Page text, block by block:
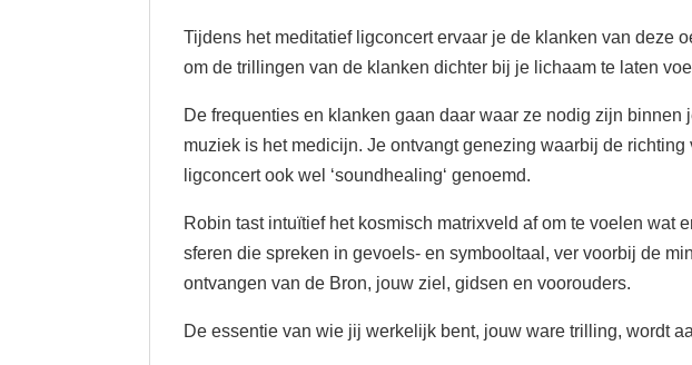
Tijdens het meditatief ligconcert ervaar je de klanken van deze
om de trillingen van de klanken dichter bij je lichaam te laten
De frequenties en klanken gaan daar waar ze nodig zijn
muziek is het medicijn. Je ontvangt genezing waarbij de
ligconcert ook wel ‘soundhealing‘ genoemd.
Robin tast intuïtief het kosmisch matrixveld af om te voelen
sferen die spreken in gevoels- en symbooltaal, ver voorbij de
ontvangen van de Bron, jouw ziel, gidsen en voorouders.
De essentie van wie jij werkelijk bent, jouw ware trilling, wordt